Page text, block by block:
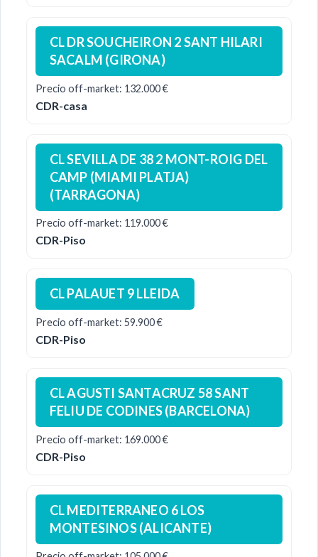
CL DR SOUCHEIRON 2 SANT HILARI
SACALM (GIRONA)
Precio off-market: 132.000 €
CDR-casa
CL SEVILLA DE 38 2 MONT-ROIG DEL
CAMP (MIAMI PLATJA)
(TARRAGONA)
Precio off-market: 119.000 €
CDR-Piso
CL PALAUET 9 LLEIDA
Precio off-market: 59.900 €
CDR-Piso
CL AGUSTI SANTACRUZ 58 SANT
FELIU DE CODINES (BARCELONA)
Precio off-market: 169.000 €
CDR-Piso
CL MEDITERRANEO 6 LOS
MONTESINOS (ALICANTE)